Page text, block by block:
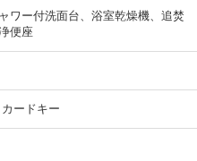
ワー付洗面台、浴室乾燥機、追焚
便座
ードキー